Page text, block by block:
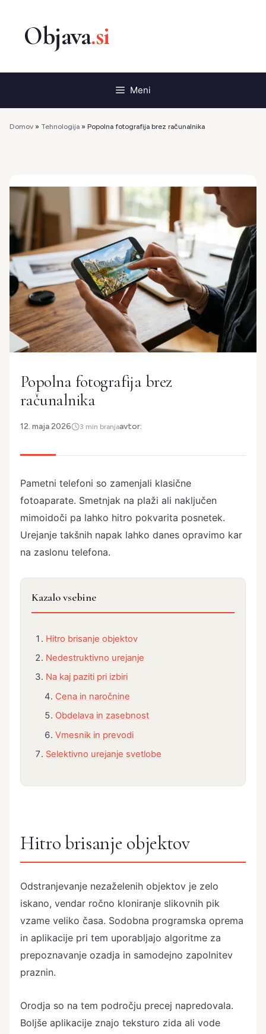
vsebino
Meni
Domov » Tehnologija » Popolna fotografija brez računalnika
Popolna fotografija brez
računalnika
12. maja 2026 3 min branjaavtor:
Pametni telefoni so zamenjali klasične
fotoaparate. Smetnjak na plaži ali naključen
mimoidoči pa lahko hitro pokvarita posnetek.
Urejanje takšnih napak lahko danes opravimo kar
na zaslonu telefona.
Kazalo vsebine
Hitro brisanje objektov
Nedestruktivno urejanje
Na kaj paziti pri izbiri
Cena in naročnine
Obdelava in zasebnost
Vmesnik in prevodi
Selektivno urejanje svetlobe
Hitro brisanje objektov
Odstranjevanje nezaželenih objektov je zelo
iskano, vendar ročno kloniranje slikovnih pik
vzame veliko časa. Sodobna programska oprema
in aplikacije pri tem uporabljajo algoritme za
prepoznavanje ozadja in samodejno zapolnitev
praznin.
Orodja so na tem področju precej napredovala.
Boljše aplikacije znajo teksturo zida ali vode